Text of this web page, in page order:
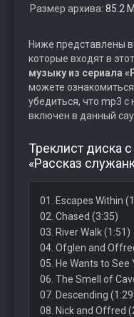
Размер архива: 85.2
Ниже представлены
которые входят в
музыку из сериала
можете
убедиться, что mp3
включен в данный
Треклист диска
«Рассказ
01. Escapes Within
02. Chased (3:35)
03. River Walk (1:51)
04. Ofglen and
05. He Wants to See
06. The Smell of
07. Descending
08. Nick and Offred